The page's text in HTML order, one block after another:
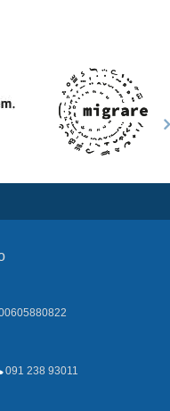
091 238 93011